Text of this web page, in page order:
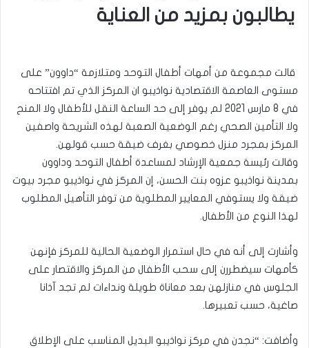
يطالبون بمزيد من العناية
قالت مجموعة من أمهات أطفال التوحد ومتلازمة “داوون” على
مستوى العاصمة الاقتصادية نواذيبو ان المركز الذي تم افتتاحه
في 8 مارس 2021 لم يوفر إلى حد الساعة النقل للأطفال ولا المنح
ولا التأمين الصحي رغم الوضعية الصعبة لهذه الشريحة واصفين
المركز بمجرد منزل خصوصي بغرف ضيقة حسب قولهن.
وقالت رئيسة جمعية الإرشاد لمساعدة أطفال التوحد وداوون
بمدينة نواذيبو عزوه بنت الحسن، إن المركز في نواذيبو مجرد بيوت
ضيقة ولا يستوفي المعايير المطلوية من توفر التأهيل المطلوب
لهذا النوع من الأطفال.
وأشارت إلى أنه في حال استمرار الوضعية الحالية للمركز فإنهن
كأمهات سيضطررن إلى سحب الأطفال من المركز والاقتصار على
الجلوس في منازلهن بعد معاناة طويلة ونداءات لم تجد آذانا
صاغية، حسب تعبيرها.
وأضافت: “نجدن في مركز نواذيبو البديل المناسب على الإطلاق